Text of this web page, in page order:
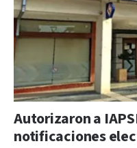
Autorizaron a
notificaciones